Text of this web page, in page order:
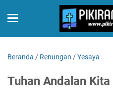
Beranda / Renungan /Yesaya
Tuhan Andalan